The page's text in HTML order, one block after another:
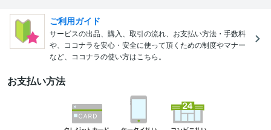
ご利用ガイド
サービスの出品、購入、取引の流れ、お支払い方法・手数料
や、ココナラを安心・安全に使って頂くための制度やマナー
など、ココナラの使い方はこちら。
お支払い方法